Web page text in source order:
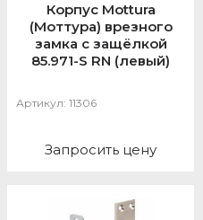
Корпус Mottura
(Моттура) врезного
замка с защёлкой
85.971-S RN (левый)
Артикул: 11306
Запросить цену